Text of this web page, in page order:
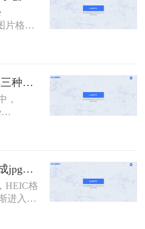
图片
将为您
助您轻
。
片格
容性较
片呢？
。
heic怎么批量转jpg？分享三种常用的转换方法！
，
格式，
而备受
设备或
支持，
通用的
jpg
量转换
怎么把heic格式免费转换成jpg？3种方法轻松解决，原来这么简单！
HEIC格
进入人
证照片
间的占